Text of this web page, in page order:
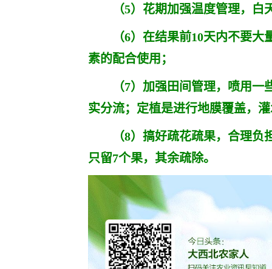
（5）花期加强温度管理，白
（6）在结果前10天内不要大
素的配合使用；
（7）加强田间管理，喷用一些
实分流；定植是进行地膜覆盖，
（8）搞好疏花疏果，合理负
只留7个果，其余疏除。